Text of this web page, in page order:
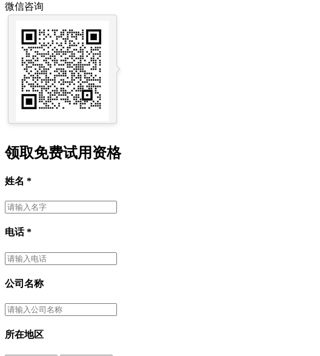
微信咨询
领取免费试用资格
姓名 *
电话*
公司名称
所在地区